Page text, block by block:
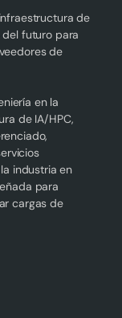
de
del futuro para
de
en la
de IA/HPC,
industria en
para
cargas de